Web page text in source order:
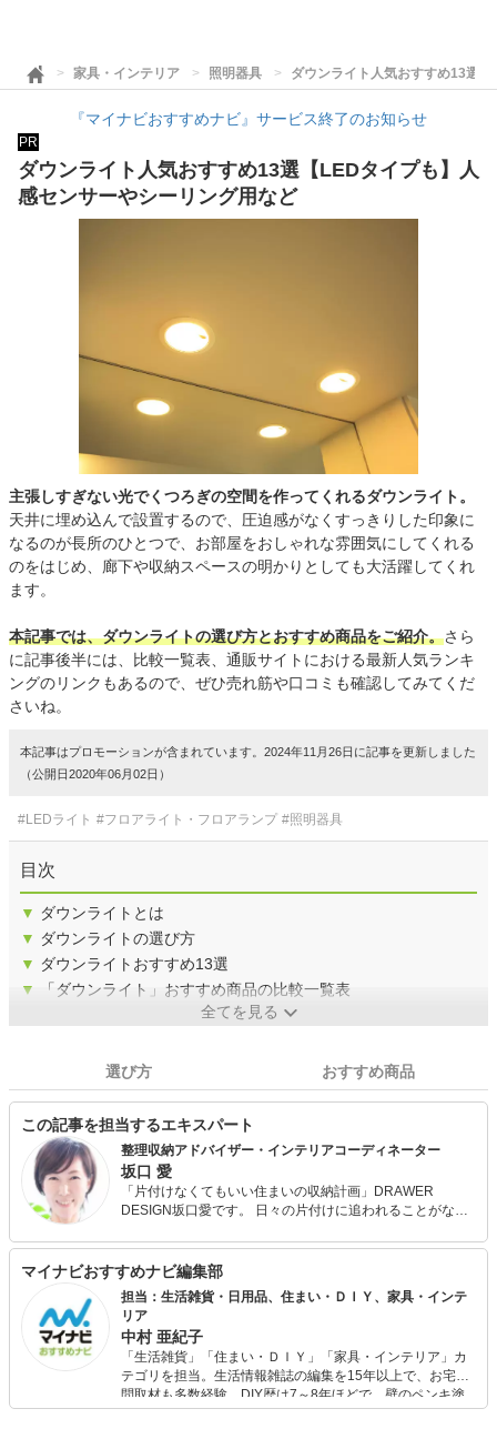
家具・インテリア 照明器具 ダウンライト人気おすすめ13選
『マイナビおすすめナビ』サービス終了のお知らせ
PR
ダウンライト人気おすすめ13選【LEDタイプも】人
感センサーやシーリング用など
主張しすぎない光でくつろぎの空間を作ってくれるダウンライト。
天井に埋め込んで設置するので、圧迫感がなくすっきりした印象に
なるのが長所のひとつで、お部屋をおしゃれな雰囲気にしてくれる
のをはじめ、廊下や収納スペースの明かりとしても大活躍してくれ
ます。
本記事では、ダウンライトの選び方とおすすめ商品をご紹介。さら
に記事後半には、比較一覧表、通販サイトにおける最新人気ランキ
ングのリンクもあるので、ぜひ売れ筋や口コミも確認してみてくだ
さいね。
本記事はプロモーションが含まれています。2024年11月26日に記事を更新しました
（公開日2020年06月02日）
#LEDライト #フロアライト・フロアランプ #照明器具
目次
▼ ダウンライトとは
▼ ダウンライトの選び方
▼ ダウンライトおすすめ13選
▼
「ダウンライト」おすすめ商品の比較一覧表
全てを見る
選び方 おすすめ商品
この記事を担当するエキスパート
整理収納アドバイザー・インテリアコーディネーター
坂口 愛
「片付けなくてもいい住まいの収納計画」DRAWER
DESIGN坂口愛です。 日々の片付けに追われることがない
現」をコンセプトに独自のロジックによる「必ず片付く数
の法則」「片づけなくてもいい住まいの収納計画」を提
案。保有資格は整理収納アドバイザー・インテリアコーデ
ィネーター・ライフスタイルプランナーを保有。 住まい
づくりと経験を活かした暮らしに彩を与えるエッセンスを
お伝えしています。セミナー講演、収納モデルルーム設計
など、全国にて活動中。
マイナビおすすめナビ編集部
担当：生活雑貨・日用品、住まい・ＤＩＹ、家具・インテ
リア
中村 亜紀子
「生活雑貨」「住まい・ＤＩＹ」「家具・インテリア」カ
テゴリを担当。生活情報雑誌の編集を15年以上で、お宅訪
問取材も多数経験。DIY歴は7～8年ほどで、壁のペンキ塗
りや壁紙チェンジなどもチャレンジ済み。初心者でもモノ